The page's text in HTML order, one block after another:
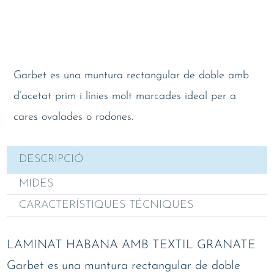
Garbet es una muntura rectangular de doble amb
d’acetat prim i línies molt marcades ideal per a
cares ovalades o rodones.
DESCRIPCIÓ
MIDES
CARACTERÍSTIQUES TÉCNIQUES
LAMINAT HABANA AMB TEXTIL GRANATE
Garbet es una muntura rectangular de doble